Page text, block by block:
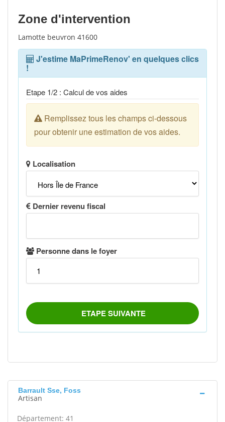
Zone d'intervention
Lamotte beuvron 41600
Barrault Sse, Foss
Artisan
Département: 41